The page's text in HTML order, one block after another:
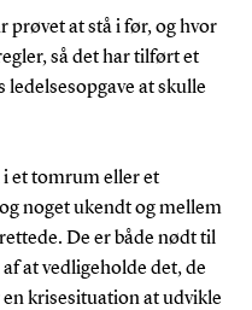
prøvet at stå i før, og hvor
så det har tilført et
ledelsesopgave at skulle
i et tomrum eller et
noget ukendt og mellem
De er både nødt til
at vedligeholde det, de
krisesituation at udvikle